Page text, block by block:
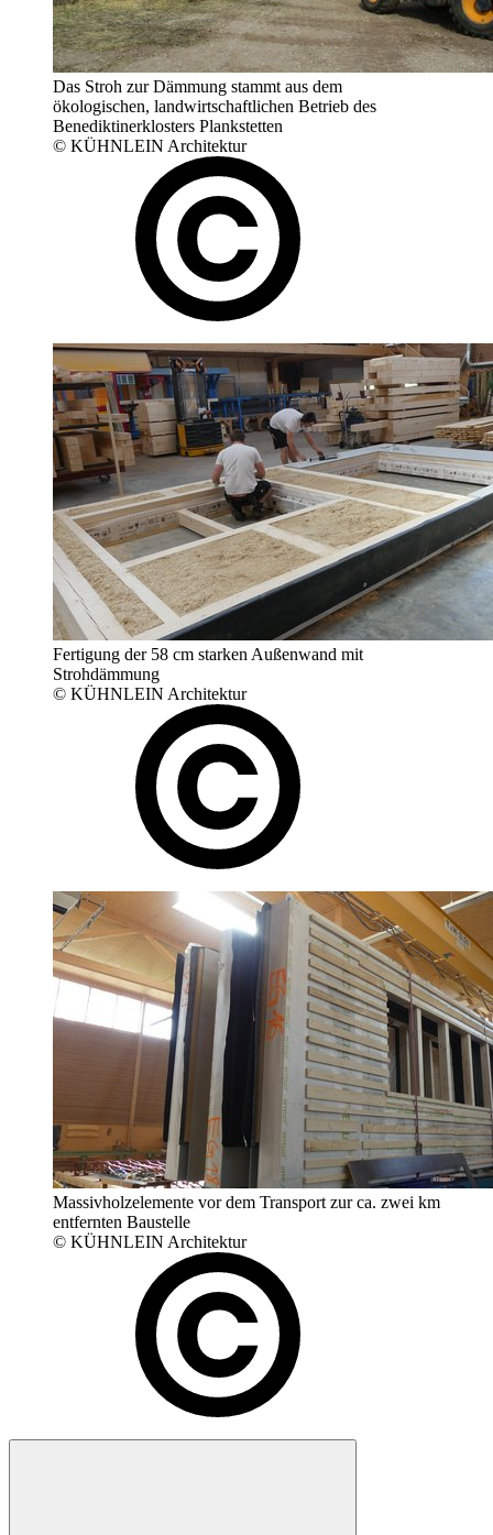
Das Stroh zur Dämmung stammt aus dem
ökologischen, landwirtschaftlichen Betrieb des
Benediktinerklosters Plankstetten
© KÜHNLEIN Architektur
Fertigung der 58 cm starken Außenwand mit
Strohdämmung
© KÜHNLEIN Architektur
Massivholzelemente vor dem Transport zur ca. zwei km
entfernten Baustelle
© KÜHNLEIN Architektur